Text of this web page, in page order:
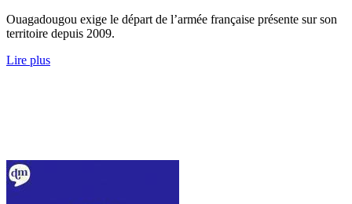
Ouagadougou exige le départ de l’armée française présente sur son
territoire depuis 2009.
Lire plus